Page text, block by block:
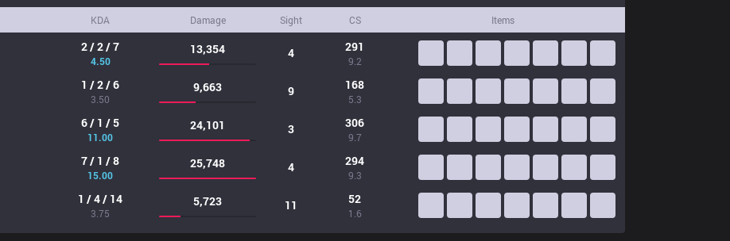
KDA Damage Sight CS Items
2 / 2 / 7
4.50
13,354 4 291
9.2
1 / 2 / 6
3.50
9,663 9 168
5.3
6 / 1 / 5
11.00
24,101 3 306
9.7
7 / 1 / 8
15.00
25,748 4 294
9.3
1 / 4 / 14
3.75
5,723 11 52
1.6